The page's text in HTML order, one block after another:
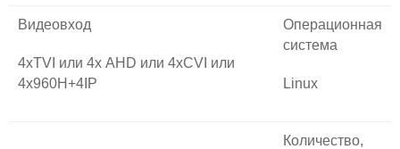
Видеовход
4xTVI или 4х AHD или 4xCVI или
4х960H+4IP
Операционная
система
Linux
Количество,